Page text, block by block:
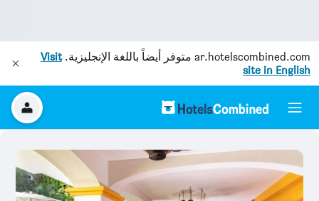
ar.hotelscombined.com متوفر أيضاً باللغة الإنجليزية.Visit
site in English